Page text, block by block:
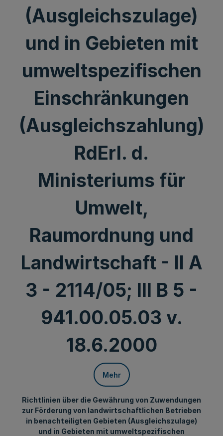
(Ausgleichszulage)
und in Gebieten mit
umweltspezifischen
Einschränkungen
(Ausgleichszahlung)
RdErl. d.
Ministeriums für
Umwelt,
Raumordnung und
Landwirtschaft - II A
3 - 2114/05; III B 5 -
941.00.05.03 v.
18.6.2000
Mehr
Richtlinien über die Gewährung von Zuwendungen
zur Förderung von landwirtschaftlichen Betrieben
in benachteiligten Gebieten (Ausgleichszulage)
und in Gebieten mit umweltspezifischen